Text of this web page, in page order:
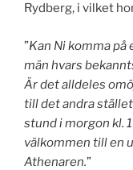
Rydberg, i vilket
”Kan Ni komma
män hvars
Är det alldeles
till det andra
stund i morgon kl.
välkommen till en
Athenaren.”